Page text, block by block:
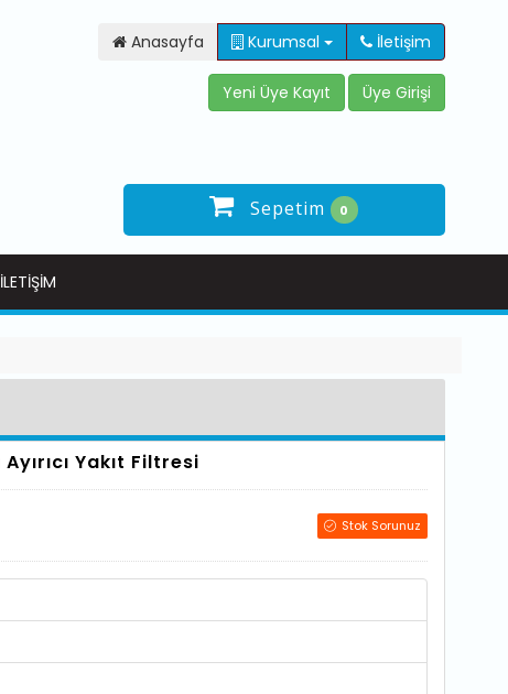
Anasayfa Kurumsal İletişim
Sepetim 0
İLETIŞIM
Ayırıcı Yakıt Filtresi
Stok Sorunuz